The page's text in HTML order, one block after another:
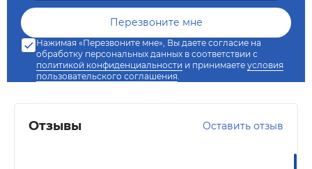
Нажимая «Перезвоните мне», Вы даете согласие на
обработку персональных данных в соответствии с
политикой конфиденциальности и принимаете условия
пользовательского соглашения.
Отзывы Оставить отзыв